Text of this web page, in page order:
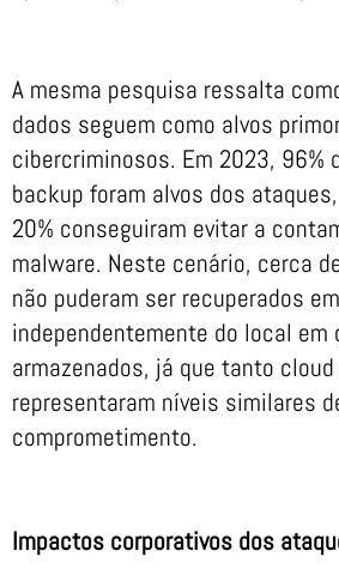
A mesma pesquisa ressalta
dados seguem como alvos
cibercriminosos. Em 2023, 96%
backup foram alvos dos
20% conseguiram evitar a
malware. Neste cenário, cerca
não puderam ser recuperados
independentemente do local em
armazenados, já que tanto
representaram níveis similares
comprometimento.
Impactos corporativos dos